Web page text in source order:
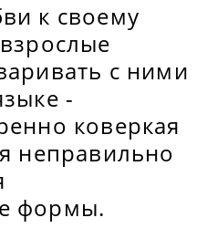
к своему
с ними
-
коверкая
неправильно
формы.